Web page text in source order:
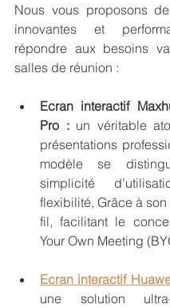
Nous vous proposons
innovantes et
répondre aux besoins
salles de réunion :
Ecran interactif
Pro : un véritable
présentations
modèle se
simplicité
flexibilité, Grâce à
fil, facilitant le
Your Own Meeting
Ecran interactif
une solution ultra-